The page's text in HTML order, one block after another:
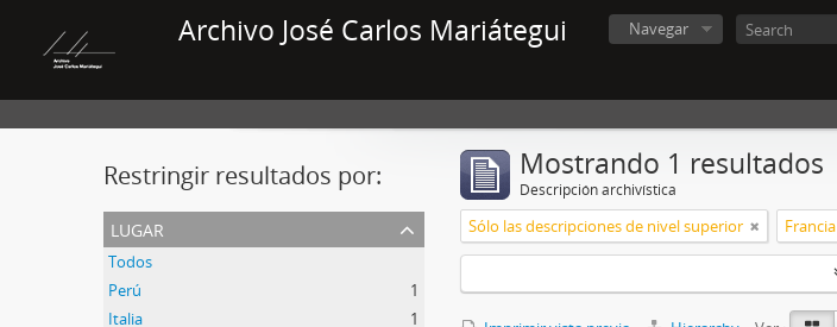
Archivo José Carlos Mariátegui Navegar
Restringir resultados por:
lugar
Todos
Perú
1
Italia
1
Mostrando 1 resultados
Descripción archivística
Sólo las descripciones de nivel superior Francia